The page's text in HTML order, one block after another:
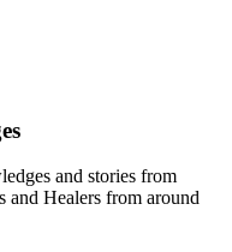
and stories from
and Healers from around